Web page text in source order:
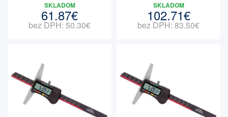
SKLADOM
61.87€
bez DPH: 50.30€
SKLADOM
102.71€
bez DPH: 83.50€